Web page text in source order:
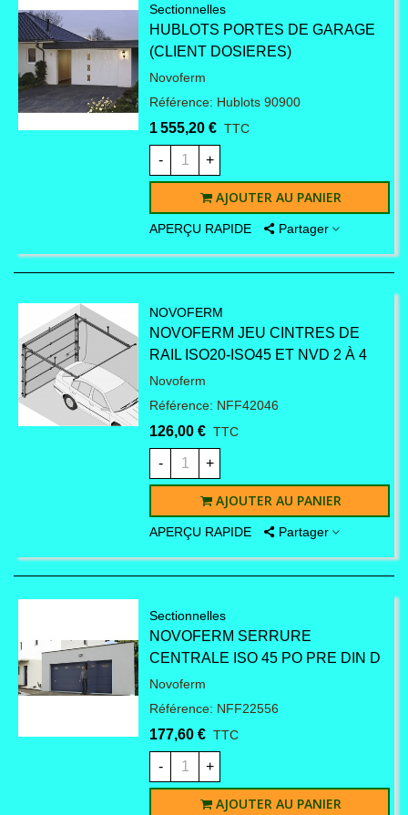
Sectionnelles
HUBLOTS PORTES DE GARAGE
(CLIENT DOSIERES)
Novoferm
Référence: Hublots 90900
1 555,20 € TTC
- +
AJOUTER AU PANIER
APERÇU RAPIDE Partager
NOVOFERM
NOVOFERM JEU CINTRES DE
RAIL ISO20-ISO45 ET NVD 2 À 4
Novoferm
Référence: NFF42046
126,00 € TTC
- +
AJOUTER AU PANIER
APERÇU RAPIDE Partager
Sectionnelles
NOVOFERM SERRURE
CENTRALE ISO 45 PO PRE DIN D
Novoferm
Référence: NFF22556
177,60 € TTC
- +
AJOUTER AU PANIER